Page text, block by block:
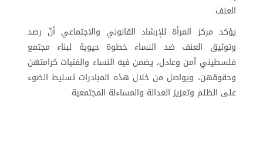
العنف.
يؤكد مركز المرأة للإرشاد القانوني والاجتماعي أنّ رصد
وتوثيق العنف ضد النساء خطوة حيوية لبناء مجتمع
فلسطيني آمن وعادل، يضمن فيه النساء والفتيات كرامتهن
وحقوقهن، ويواصل من خلال هذه المبادرات تسليط الضوء
على الظلم وتعزيز العدالة والمساءلة المجتمعية.